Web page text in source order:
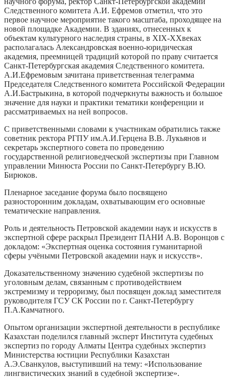
Следственного комитета А.И. Ефремов отметил, что это
первое научное мероприятие такого масштаба, проходящее на
новой площадке Академии. В зданиях, отнесенных к
объектам культурного наследия страны, в XIX-XXвеках
располагалась Александровская военно-юридическая
академия, преемницей традиций которой по праву считается
Санкт-Петербургская академия Следственного комитета.
А.И.Ефремовым зачитана приветственная телеграмма
Председателя Следственного комитета Российской Федерации
А.И.Бастрыкина, в которой подчеркнуты важность и большое
значение для науки и практики тематики конференции и
рассматриваемых на ней вопросов.
С приветственными словами к участникам обратились также
советник ректора РГПУ им.А.И.Герцена В.В. Лукьянов и
секретарь экспертного совета по проведению
государственной религиоведческой экспертизы при Главном
управлении Минюста России по Санкт-Петербургу В.Ю.
Бирюков.
Пленарное заседание форума было посвящено
разносторонним докладам, охватывающим его основные
тематические направления.
Роль и деятельность Петровской академии наук и искусств в
экспертной сфере раскрыл Президент ПАНИ А.В. Воронцов с
докладом: «Экспертная оценка состояния гуманитарной
сферы учёными Петровской академии наук и искусств».
Доказательственному значению судебной экспертизы по
уголовным делам, связанным с противодействием
экстремизму и терроризму, был посвящен доклад заместителя
руководителя ГСУ СК России по г. Санкт-Петербургу
П.А.Камчатного.
Опытом организации экспертной деятельности в республике
Казахстан поделился главный эксперт Института судебных
экспертиз по городу Алматы Центра судебных экспертиз
Министерства юстиции Республики Казахстан
А.Э.Сванкулов, выступивший на тему: «Использование
лингвистических знаний в судебной экспертизе».